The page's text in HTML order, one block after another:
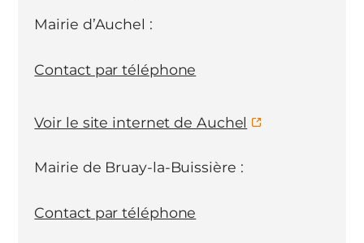
Mairie d’Auchel :
Contact par téléphone
Voir le site internet de Auchel
Mairie de Bruay-la-Buissière :
Contact par téléphone